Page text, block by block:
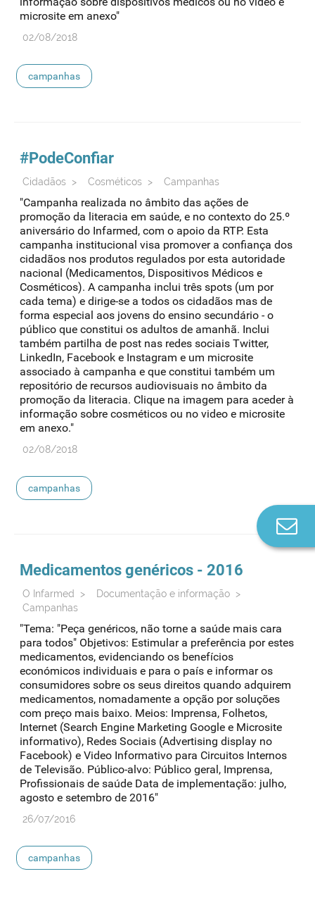
microsite em anexo"
02/08/2018
campanhas
#PodeConfiar
Cidadãos > Cosméticos > Campanhas
"Campanha realizada no âmbito das ações de
promoção da literacia em saúde, e no contexto do 25.º
aniversário do Infarmed, com o apoio da RTP. Esta
campanha institucional visa promover a confiança dos
cidadãos nos produtos regulados por esta autoridade
nacional (Medicamentos, Dispositivos Médicos e
Cosméticos). A campanha inclui três spots (um por
cada tema) e dirige-se a todos os cidadãos mas de
forma especial aos jovens do ensino secundário - o
público que constitui os adultos de amanhã. Inclui
também partilha de post nas redes sociais Twitter,
LinkedIn, Facebook e Instagram e um microsite
associado à campanha e que constitui também um
repositório de recursos audiovisuais no âmbito da
promoção da literacia. Clique na imagem para aceder à
informação sobre cosméticos ou no video e microsite
em anexo."
02/08/2018
campanhas
Medicamentos genéricos - 2016
O Infarmed > Documentação e informação >
Campanhas
"Tema: "Peça genéricos, não torne a saúde mais cara
para todos" Objetivos: Estimular a preferência por estes
medicamentos, evidenciando os benefícios
económicos individuais e para o país e informar os
consumidores sobre os seus direitos quando adquirem
medicamentos, nomadamente a opção por soluções
com preço mais baixo. Meios: Imprensa, Folhetos,
Internet (Search Engine Marketing Google e Microsite
informativo), Redes Sociais (Advertising display no
Facebook) e Video Informativo para Circuitos Internos
de Televisão. Público-alvo: Público geral, Imprensa,
Profissionais de saúde Data de implementação: julho,
agosto e setembro de 2016"
26/07/2016
campanhas